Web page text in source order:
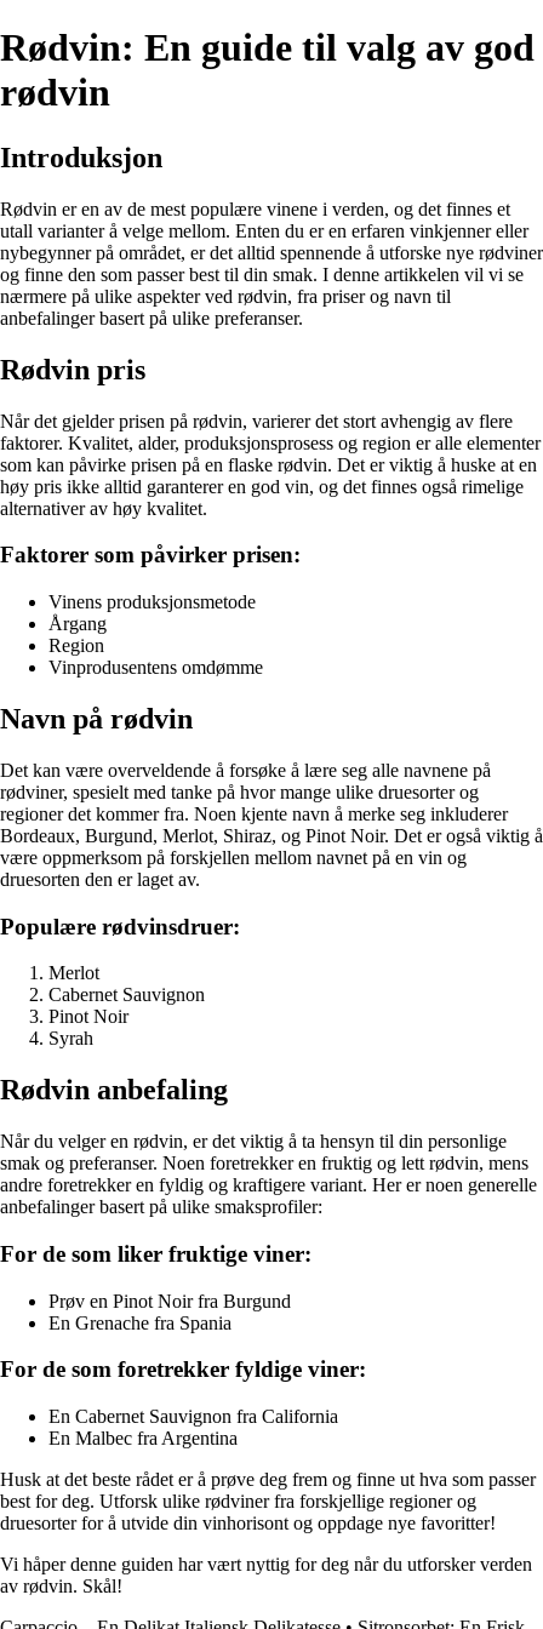
Rødvin: En guide til valg av god
rødvin
Introduksjon
Rødvin er en av de mest populære vinene i verden, og det finnes et
utall varianter å velge mellom. Enten du er en erfaren vinkjenner eller
nybegynner på området, er det alltid spennende å utforske nye rødviner
og finne den som passer best til din smak. I denne artikkelen vil vi se
nærmere på ulike aspekter ved rødvin, fra priser og navn til
anbefalinger basert på ulike preferanser.
Rødvin pris
Når det gjelder prisen på rødvin, varierer det stort avhengig av flere
faktorer. Kvalitet, alder, produksjonsprosess og region er alle elementer
som kan påvirke prisen på en flaske rødvin. Det er viktig å huske at en
høy pris ikke alltid garanterer en god vin, og det finnes også rimelige
alternativer av høy kvalitet.
Faktorer som påvirker prisen:
Vinens produksjonsmetode
Årgang
Region
Vinprodusentens omdømme
Navn på rødvin
Det kan være overveldende å forsøke å lære seg alle navnene på
rødviner, spesielt med tanke på hvor mange ulike druesorter og
regioner det kommer fra. Noen kjente navn å merke seg inkluderer
Bordeaux, Burgund, Merlot, Shiraz, og Pinot Noir. Det er også viktig å
være oppmerksom på forskjellen mellom navnet på en vin og
druesorten den er laget av.
Populære rødvinsdruer:
Merlot
Cabernet Sauvignon
Pinot Noir
Syrah
Rødvin anbefaling
Når du velger en rødvin, er det viktig å ta hensyn til din personlige
smak og preferanser. Noen foretrekker en fruktig og lett rødvin, mens
andre foretrekker en fyldig og kraftigere variant. Her er noen generelle
anbefalinger basert på ulike smaksprofiler:
For de som liker fruktige viner:
Prøv en Pinot Noir fra Burgund
En Grenache fra Spania
For de som foretrekker fyldige viner:
En Cabernet Sauvignon fra California
En Malbec fra Argentina
Husk at det beste rådet er å prøve deg frem og finne ut hva som passer
best for deg. Utforsk ulike rødviner fra forskjellige regioner og
druesorter for å utvide din vinhorisont og oppdage nye favoritter!
Vi håper denne guiden har vært nyttig for deg når du utforsker verden
av rødvin. Skål!